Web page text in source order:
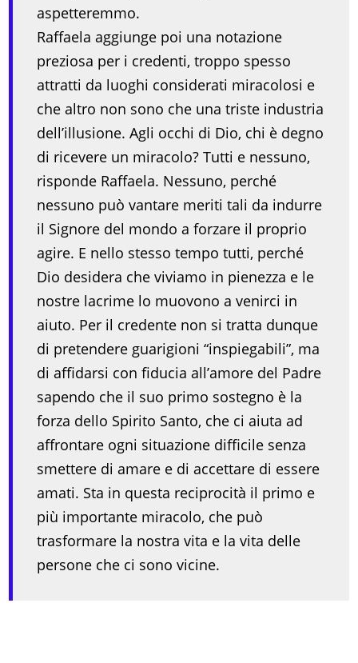
aspetteremmo.
Raffaela aggiunge poi una notazione
preziosa per i credenti, troppo spesso
attratti da luoghi considerati miracolosi e
che altro non sono che una triste industria
dell’illusione. Agli occhi di Dio, chi è degno
di ricevere un miracolo? Tutti e nessuno,
risponde Raffaela. Nessuno, perché
nessuno può vantare meriti tali da indurre
il Signore del mondo a forzare il proprio
agire. E nello stesso tempo tutti, perché
Dio desidera che viviamo in pienezza e le
nostre lacrime lo muovono a venirci in
aiuto. Per il credente non si tratta dunque
di pretendere guarigioni “inspiegabili”, ma
di affidarsi con fiducia all’amore del Padre
sapendo che il suo primo sostegno è la
forza dello Spirito Santo, che ci aiuta ad
affrontare ogni situazione difficile senza
smettere di amare e di accettare di essere
amati. Sta in questa reciprocità il primo e
più importante miracolo, che può
trasformare la nostra vita e la vita delle
persone che ci sono vicine.